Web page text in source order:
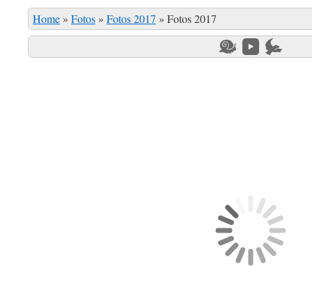
Home » Fotos » Fotos 2017 » Fotos 2017